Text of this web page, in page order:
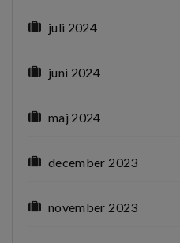
juli 2024
juni 2024
maj 2024
december 2023
november 2023